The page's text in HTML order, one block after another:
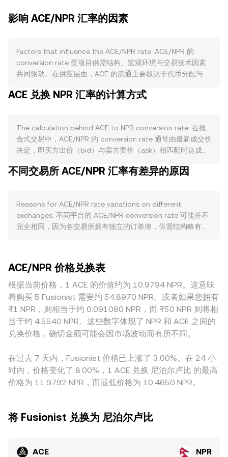
影响 ACE/NPR 汇率的因素
Factors that influence the ACE/NPR rate: ACE/NPR 的
conversion rate 受项目供需结构、宏观环境与交易技术因素
共同驱动。在供应层面，ACE 的流通主要取决于代币分配与解
面的质押与锁仓活动；若出现额外的回购或销毁举措，也会收
是核心驱动：游戏与NFT使用场景、治理与质押激励、生态合
作与上架拓展，都会提升对 ACE 的实际使用与持有需求。宏
观维度上，ACE 与比特币整体走势存在较高相关性；全球风险
的美元计价，再叠加尼泊尔卢比（NPR）对美元的强弱与本地
易所的上架或风控调整，都可能短线改变预期；而尼泊尔本地
对加密相关的政策与法遵环境，则会影响 NPR 计价的入出金便
利与定价基准。技术层面，合约市场的资金费率变化、是否开
conversion rate 在消息与流动性交织下出现快速变动。
ACE 兑换 NPR 汇率的计算方式
The calculation behind ACE to NPR conversion rate: 在撮
合式交易中，ACE/NPR 的 conversion rate 通常由最新成交价
决定，即买方出价（bid）与卖方要价（ask）相匹配时达成的
（spread），二者均值可作为即时参考的中间价（mid-
Volume_i，这能让高成交量市场对综合价格贡献更大。在实际
换算时，可用简单算式：按当前 ACE/NPR conversion rate，
NPR 数值 = ACE 数量 × rate；若已知目标 NPR 数值，则 ACE
乘积模型，其中池内 ACE 与另一侧资产（如稳定币或主流
币）的储备决定边际价格，价格近似由 y/x 推导；当有大额兑
换时，储备比例改变会带来滑点，从而影响短期可成交的
ACE/NPR 折算价。综合来看，订单簿的最新撮合、盘口深度
与价差、跨市场 VWAP 以及 AMM 定价共同构成了平台给出的
ACE/NPR conversion rate。
不同交易所 ACE/NPR 汇率有差异的原因
Reasons for ACE/NPR rate variations on different
exchanges: 不同平台的 ACE/NPR conversion rate 可能并不
完全相同，因为各交易所拥有独立的订单簿，供需结构略有差
域与监管差异也会带来定价溢折价：与 ACE 相关的本地合规
要求、上架可用性、以及 NPR 的入出金渠道与成本，都会体现
在本地计价的报价中。很多平台上的现货基准来自 ACE/USDT
或 ACE/USD，再通过 USDT 与 NPR 的折算得到 ACE/NPR，
如果 USDT 相对 NPR 存在轻微溢价或贴水，这一“基差”会传导
到最终 ACE/NPR 的 conversion rate。跨所套利有助于收敛价
差，但受限于手续费、滑点、资金通道和结算时间，无法在所
能在短时间内存在差异。
ACE/NPR 价格兑换表
根据当前价格，1 ACE 的价值约为 10.9794 NPR。这意味
着购买 5 Fusionist 需要约 54.8970 NPR。或者如果您拥有
₨1 NPR，则相当于约 0.091080 NPR，而 ₨50 NPR 则将相
当于约 4.5540 NPR。这些数字体现了 NPR 和 ACE 之间的
兑换价格，确切金额可能会因市场波动而有所不同。
在过去 7 天内，Fusionist 价格已上涨了 3.00%。在 24 小
时内，价格变化了 8.00%，1 ACE 兑换 尼泊尔卢比 的最高
价格为 11.9792 NPR，而最低价格为 10.4650 NPR。
将 Fusionist 兑换为 尼泊尔卢比
ACE NPR